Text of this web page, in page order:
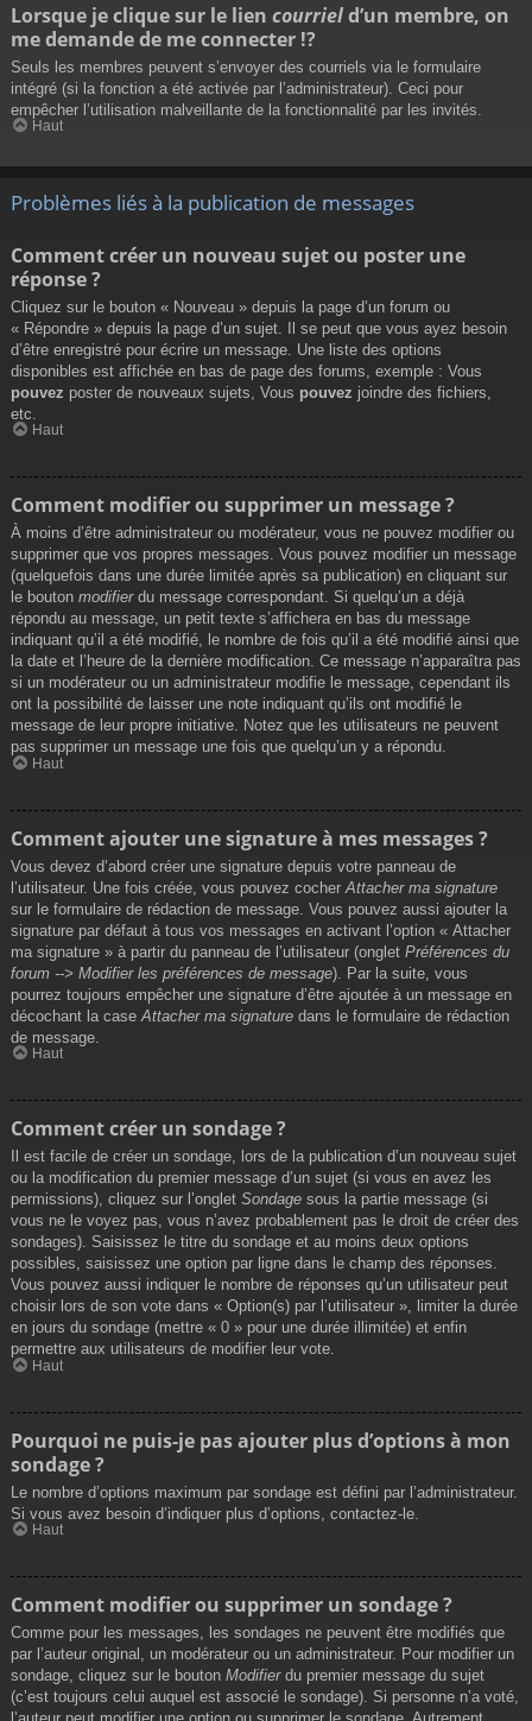
Lorsque je clique sur le lien courrield’un membre, on
me demande de me connecter !?
Seuls les membres peuvent s’envoyer des courriels via le formulaire
intégré (si la fonction a été activée par l’administrateur). Ceci pour
empêcher l’utilisation malveillante de la fonctionnalité par les invités.
Haut
Problèmes liés à la publication de messages
Comment créer un nouveau sujet ou poster une
réponse ?
Cliquez sur le bouton « Nouveau » depuis la page d’un forum ou
« Répondre » depuis la page d’un sujet. Il se peut que vous ayez besoin
d’être enregistré pour écrire un message. Une liste des options
disponibles est affichée en bas de page des forums, exemple : Vous
pouvez poster de nouveaux sujets, Vous pouvez joindre des fichiers,
etc.
Haut
Comment modifier ou supprimer un message ?
À moins d’être administrateur ou modérateur, vous ne pouvez modifier ou
supprimer que vos propres messages. Vous pouvez modifier un message
(quelquefois dans une durée limitée après sa publication) en cliquant sur
le bouton modifierdu message correspondant. Si quelqu’un a déjà
répondu au message, un petit texte s’affichera en bas du message
indiquant qu’il a été modifié, le nombre de fois qu’il a été modifié ainsi que
la date et l’heure de la dernière modification. Ce message n’apparaîtra pas
si un modérateur ou un administrateur modifie le message, cependant ils
ont la possibilité de laisser une note indiquant qu’ils ont modifié le
message de leur propre initiative. Notez que les utilisateurs ne peuvent
pas supprimer un message une fois que quelqu’un y a répondu.
Haut
Comment ajouter une signature à mes messages ?
Vous devez d’abord créer une signature depuis votre panneau de
l’utilisateur. Une fois créée, vous pouvez cocher Attacher ma signature
sur le formulaire de rédaction de message. Vous pouvez aussi ajouter la
signature par défaut à tous vos messages en activant l’option « Attacher
ma signature » à partir du panneau de l’utilisateur (onglet Préférences du
forum --> Modifier les préférences de message). Par la suite, vous
pourrez toujours empêcher une signature d’être ajoutée à un message en
décochant la case Attacher ma signature dans le formulaire de rédaction
de message.
Haut
Comment créer un sondage ?
Il est facile de créer un sondage, lors de la publication d’un nouveau sujet
ou la modification du premier message d’un sujet (si vous en avez les
permissions), cliquez sur l’onglet Sondage sous la partie message (si
vous ne le voyez pas, vous n’avez probablement pas le droit de créer des
sondages). Saisissez le titre du sondage et au moins deux options
possibles, saisissez une option par ligne dans le champ des réponses.
Vous pouvez aussi indiquer le nombre de réponses qu’un utilisateur peut
choisir lors de son vote dans « Option(s) par l’utilisateur », limiter la durée
en jours du sondage (mettre « 0 » pour une durée illimitée) et enfin
permettre aux utilisateurs de modifier leur vote.
Haut
Pourquoi ne puis-je pas ajouter plus d’options à mon
sondage ?
Le nombre d’options maximum par sondage est défini par l’administrateur.
Si vous avez besoin d’indiquer plus d’options, contactez-le.
Haut
Comment modifier ou supprimer un sondage ?
Comme pour les messages, les sondages ne peuvent être modifiés que
par l’auteur original, un modérateur ou un administrateur. Pour modifier un
sondage, cliquez sur le bouton Modifierdu premier message du sujet
(c’est toujours celui auquel est associé le sondage). Si personne n’a voté,